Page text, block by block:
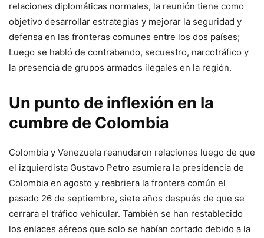
relaciones diplomáticas normales, la reunión tiene como
objetivo desarrollar estrategias y mejorar la seguridad y
defensa en las fronteras comunes entre los dos países;
Luego se habló de contrabando, secuestro, narcotráfico y
la presencia de grupos armados ilegales en la región.
Un punto de inflexión en la
cumbre de Colombia
Colombia y Venezuela reanudaron relaciones luego de que
el izquierdista Gustavo Petro asumiera la presidencia de
Colombia en agosto y reabriera la frontera común el
pasado 26 de septiembre, siete años después de que se
cerrara el tráfico vehicular. También se han restablecido
los enlaces aéreos que solo se habían cortado debido a la